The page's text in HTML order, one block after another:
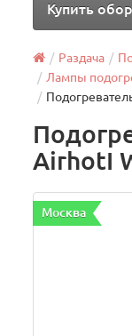
Купить
Раздача
Лампы
AirhotI
Москва